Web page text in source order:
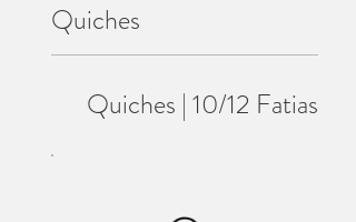
Quiches
Quiches | 10/12 Fatias